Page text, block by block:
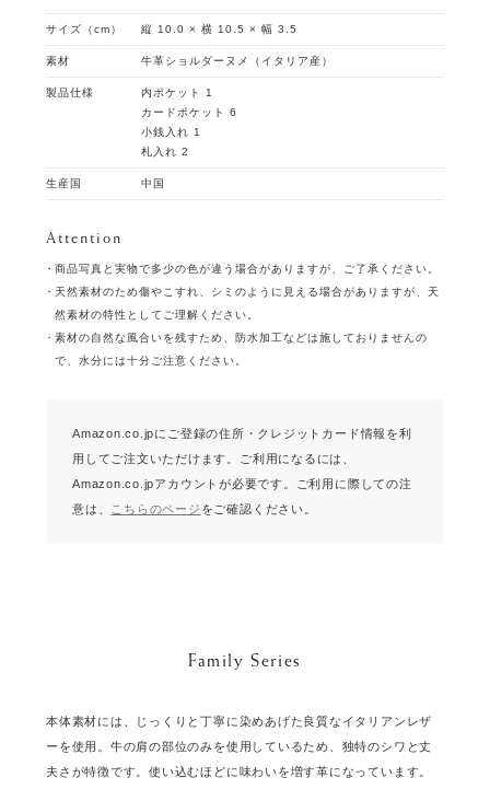
サイズ（cm） 縦 10.0 × 横 10.5 × 幅 3.5
素材 牛革ショルダーヌメ（イタリア産）
製品仕様
内ポケット 1
カードポケット 6
小銭入れ 1
札入れ 2
生産国 中国
Attention
商品写真と実物で多少の色が違う場合がありますが、ご了承ください。
天然素材のため傷やこすれ、シミのように見える場合がありますが、天
然素材の特性としてご理解ください。
素材の自然な風合いを残すため、防水加工などは施しておりませんの
で、水分には十分ご注意ください。
Amazon.co.jpにご登録の住所・クレジットカード情報を利
用してご注文いただけます。
ご利用になるには、
Amazon.co.jpアカウントが必要です。
ご利用に際しての注
意は、
こちらのページ をご確認ください。
Family Series
本体素材には、じっくりと丁寧に染めあげた良質なイタリアンレザ
ーを使用。牛の肩の部位のみを使用しているため、独特のシワと丈
夫さが特徴です。使い込むほどに味わいを増す革になっています。